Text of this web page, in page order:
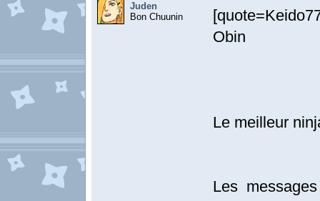
Juden
Bon Chuunin
Obin
Le meilleur
Les